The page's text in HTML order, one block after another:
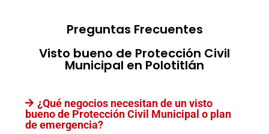
Preguntas Frecuentes
Visto bueno de Protección Civil
Municipal en Polotitlán
¿Qué negocios necesitan de un visto
bueno de Protección Civil Municipal o plan
de emergencia?